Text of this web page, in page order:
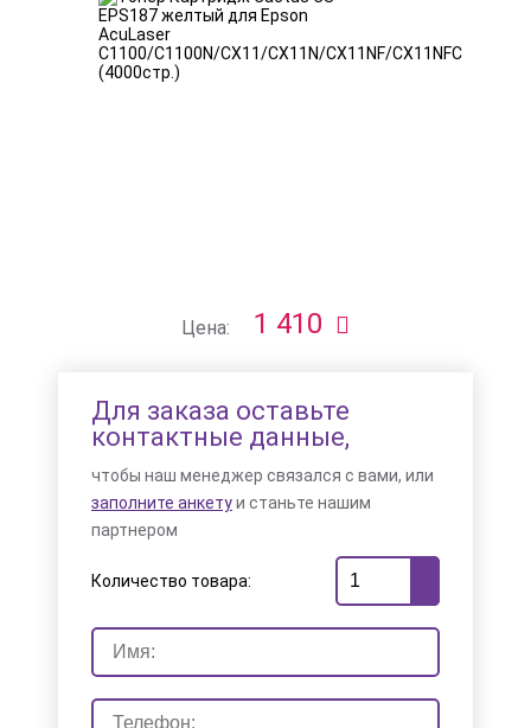
Цена: 1 410
Для заказа оставьте
контактные данные,
чтобы наш менеджер связался с вами, или
заполните анкетуи станьте нашим
партнером
Количество товара: